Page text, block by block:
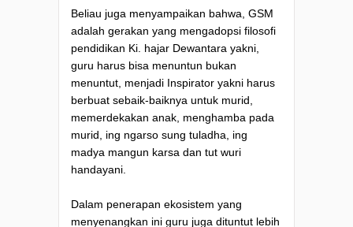
Beliau juga menyampaikan bahwa, GSM
adalah gerakan yang mengadopsi filosofi
pendidikan Ki. hajar Dewantara yakni,
guru harus bisa menuntun bukan
menuntut, menjadi Inspirator yakni harus
berbuat sebaik-baiknya untuk murid,
memerdekakan anak, menghamba pada
murid, ing ngarso sung tuladha, ing
madya mangun karsa dan tut wuri
handayani.
Dalam penerapan ekosistem yang
menyenangkan ini guru juga dituntut lebih